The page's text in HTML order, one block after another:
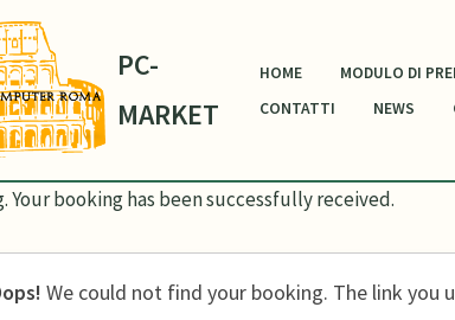
PC-
MARKET
HOME MODULO DI
CONTATTI
NEWS
Your booking has been successfully received.
We could not find your booking. The link you